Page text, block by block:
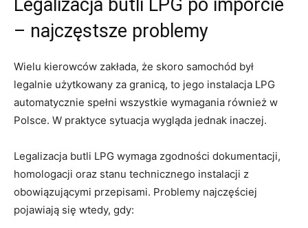
Legalizacja butli LPG po imporcie
– najczęstsze problemy
Wielu kierowców zakłada, że skoro samochód był
legalnie użytkowany za granicą, to jego instalacja LPG
automatycznie spełni wszystkie wymagania również w
Polsce. W praktyce sytuacja wygląda jednak inaczej.
Legalizacja butli LPG wymaga zgodności dokumentacji,
homologacji oraz stanu technicznego instalacji z
obowiązującymi przepisami. Problemy najczęściej
pojawiają się wtedy, gdy: